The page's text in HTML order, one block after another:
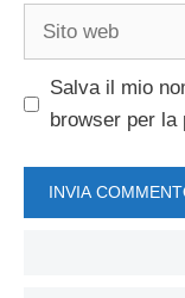
Sito
Salva il mio
browser per la